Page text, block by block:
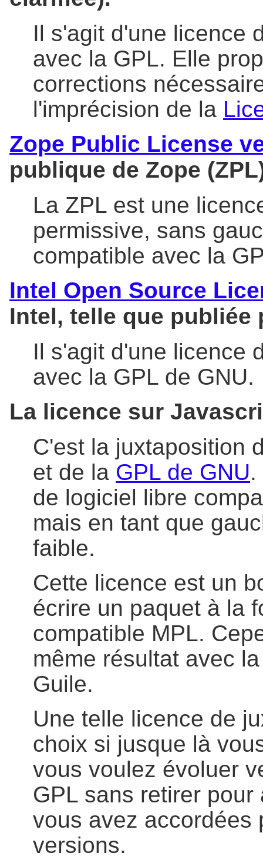
Il s'agit d'une licence
avec la GPL. Elle
corrections
l'imprécision de la
Zope Public License
publique de Zope
La ZPL est une
permissive, sans
compatible avec la
Intel Open Source
Intel, telle que publiée
Il s'agit d'une licence
avec la GPL de GNU.
La licence sur
C'est la juxtaposition
et de la GPL de GNU.
de logiciel libre
mais en tant que
faible.
Cette licence est un
écrire un paquet à la
compatible MPL.
même résultat avec
Guile.
Une telle licence de
choix si jusque là
vous voulez évoluer
GPL sans retirer
vous avez accordées
versions.